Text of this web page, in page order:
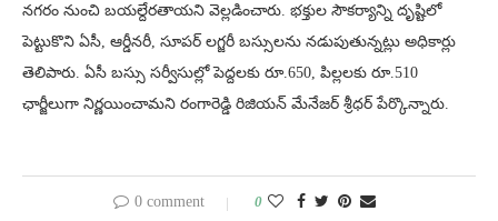
నగరం నుంచి బయల్దేరతాయని వెల్లడించారు. భక్తుల సౌకర్యాన్ని దృష్టిలో
పెట్టుకొని ఏసీ, ఆర్డీనరీ, సూపర్‌ లగ్జరీ బస్సులను నడుపుతున్నట్లు అధికార్లు
తెలిపారు. ఏసీ బస్సు సర్వీసుల్లో పెద్దలకు రూ.650, పిల్లలకు రూ.510
ఛార్జీలుగా నిర్ణయించామని రంగారెడ్డి రిజియన్ మేనేజర్ శ్రీధర్ పేర్కొన్నారు.
0 comment 0